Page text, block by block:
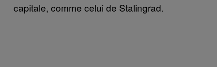
capitale, comme celui de Stalingrad.